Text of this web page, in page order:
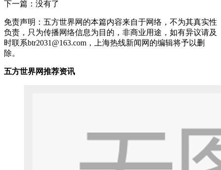
下一篇：没有了
免责声明：五方世界网的本篇内容来自于网络，不为其真实性
负责，只为传播网络信息为目的，非商业用途，如有异议请及
时联系btr2031@163.com，上海热线新闻网的编辑将予以删
除。
五方世界网推荐资讯